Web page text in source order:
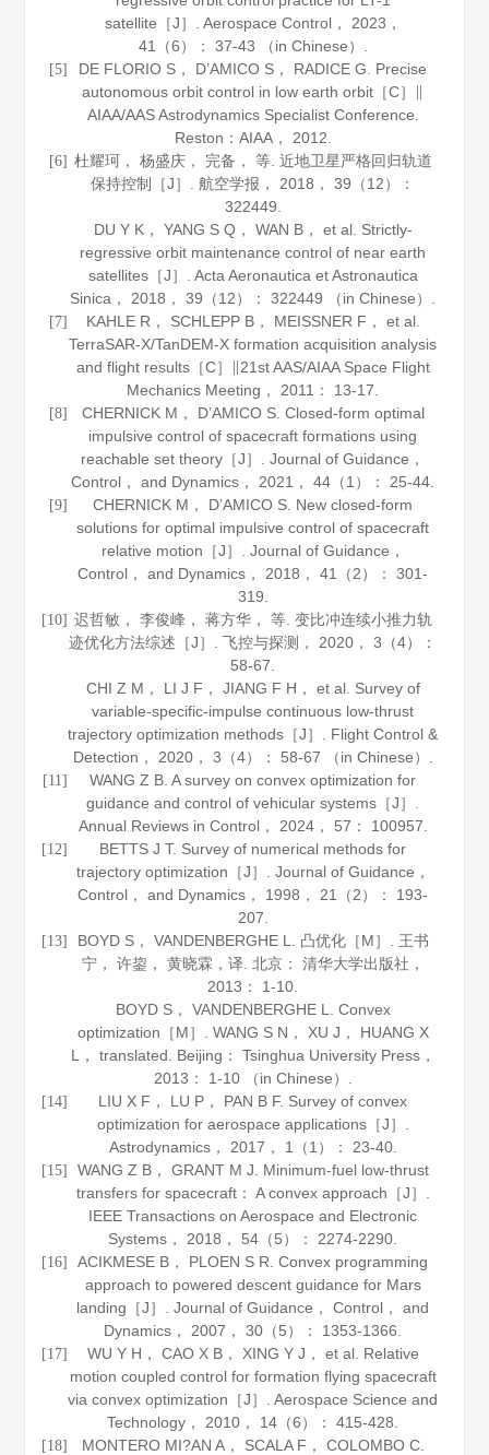
satellite［J］. Aerospace Control， 2023 ，
41
（6）： 37-43 （in Chinese）.
[5]
DE FLORIO S， D’AMICO S， RADICE G. Precise
autonomous orbit control in low earth orbit［C］∥
AIAA/AAS Astrodynamics Specialist Conference.
Reston：AIAA， 2012
[6] 杜耀珂， 杨盛庆， 完备， 等. 近地卫星严格回归轨道
保持控制［J］.航空学报 ， 2018 ，39 （12）：
322449.
DU Y K， YANG S Q， WAN B， et al. Strictly-
regressive orbit maintenance control of near earth
satellites［J］. Acta Aeronautica et Astronautica
Sinica ， 2018 ，39 （12）： 322449 （in Chinese）.
[7]
KAHLE R， SCHLEPP B， MEISSNER F， et al.
TerraSAR-X/TanDEM-X formation acquisition analysis
and flight results［C］∥21st AAS/AIAA Space Flight
Mechanics Meeting， 2011 ： 13-17.
[8]
CHERNICK M， D’AMICO S. Closed-form optimal
impulsive control of spacecraft formations using
reachable set theory［J］.Journal of Guidance，
Control， and Dynamics ， 2021 ，44 （1）： 25-44.
[9]
CHERNICK M， D’AMICO S. New closed-form
solutions for optimal impulsive control of spacecraft
relative motion［J］. Journal of Guidance，
Control， and Dynamics ， 2018 ，41
（2）： 301-
319.
[10] 迟哲敏， 李俊峰， 蒋方华， 等. 变比冲连续小推力轨
迹优化方法综述［J］.飞控与探测 ， 2020 ，3 （4）：
58-67.
CHI Z M， LI J F， JIANG F H， et al. Survey of
variable-specific-impulse continuous low-thrust
trajectory optimization methods［J］. Flight Control &
Detection ， 2020， 3 （4）： 58-67 （in Chinese）.
[11]
WANG Z B. A survey on convex optimization for
guidance and control of vehicular systems［J］.
Annual Reviews in Control， 2024， 57 ： 100957.
[12]
BETTS J T. Survey of numerical methods for
trajectory optimization［J］. Journal of Guidance，
Control， and Dynamics ， 1998 ， 21
（2）： 193-
207.
[13] BOYD S， VANDENBERGHE L. 凸优化［M］. 王书
宁， 许鋆， 黄晓霖，译. 北京： 清华大学出版社，
2013 ： 1-10.
BOYD S， VANDENBERGHE L. Convex
optimization ［M］. WANG S N， XU J， HUANG X
L， translated. Beijing： Tsinghua University Press，
2013 ： 1-10 （in Chinese）.
[14]
LIU X F， LU P， PAN B F. Survey of convex
optimization for aerospace applications［J］.
Astrodynamics， 2017 ， 1 （1）： 23-40.
[15]
WANG Z B， GRANT M J. Minimum-fuel low-thrust
transfers for spacecraft： A convex approach［J］.
IEEE Transactions on Aerospace and Electronic
Systems ， 2018 ， 54 （5）： 2274-2290.
[16]
ACIKMESE B， PLOEN S R. Convex programming
approach to powered descent guidance for Mars
landing［J］.Journal of Guidance， Control， and
Dynamics ， 2007 ，30 （5）： 1353-1366.
[17]
WU Y H， CAO X B， XING Y J， et al. Relative
motion coupled control for formation flying spacecraft
via convex optimization［J］.Aerospace Science and
Technology ， 2010 ， 14 （6）： 415-428.
[18]
MONTERO MI?AN A， SCALA F， COLOMBO C.